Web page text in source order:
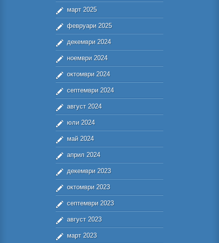
март 2025
февруари 2025
декември 2024
ноември 2024
октомври 2024
септември 2024
август 2024
юли 2024
май 2024
април 2024
декември 2023
октомври 2023
септември 2023
август 2023
март 2023